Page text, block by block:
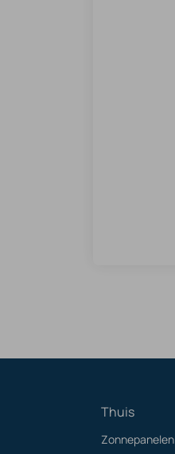
Thuis
Zonnepanelen